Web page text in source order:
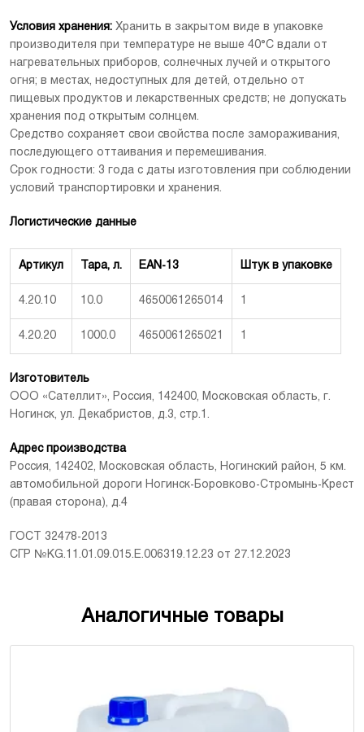
Условия хранения: Хранить в закрытом виде в упаковке
производителя при температуре не выше 40°С вдали от
нагревательных приборов, солнечных лучей и открытого
огня; в местах, недоступных для детей, отдельно от
пищевых продуктов и лекарственных средств; не допускать
хранения под открытым солнцем.
Средство сохраняет свои свойства после замораживания,
последующего оттаивания и перемешивания.
Срок годности: 3 года с даты изготовления при соблюдении
условий транспортировки и хранения.
Логистические данные
Артикул Тара, л. EAN-13 Штук в упаковке
4.20.10 10.0 4650061265014 1
4.20.20 1000.0 4650061265021 1
Изготовитель
ООО «Сателлит», Россия, 142400, Московская область, г.
Ногинск, ул. Декабристов, д.3, стр.1.
Адрес производства
Россия, 142402, Московская область, Ногинский район, 5 км.
автомобильной дороги Ногинск-Боровково-Стромынь-Крест
(правая сторона), д.4
ГОСТ 32478-2013
СГР №KG.11.01.09.015.Е.006319.12.23 от 27.12.2023
Аналогичные товары